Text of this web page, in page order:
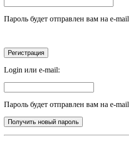
Пароль будет отправлен вам на e-
Login или e-mail:
Пароль будет отправлен вам на e-